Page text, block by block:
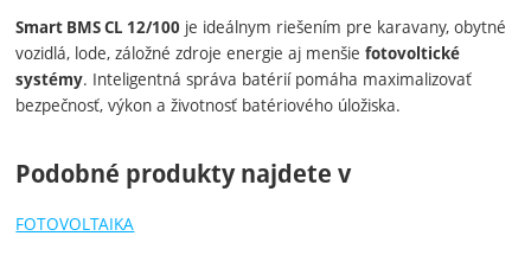
Smart BMS CL 12/100 je ideálnym riešením pre karavany, obytné
vozidlá, lode, záložné zdroje energie aj menšiefotovoltické
systémy. Inteligentná správa batérií pomáha maximalizovať
bezpečnosť, výkon a životnosť batériového úložiska.
Podobné produkty najdete v
FOTOVOLTAIKA